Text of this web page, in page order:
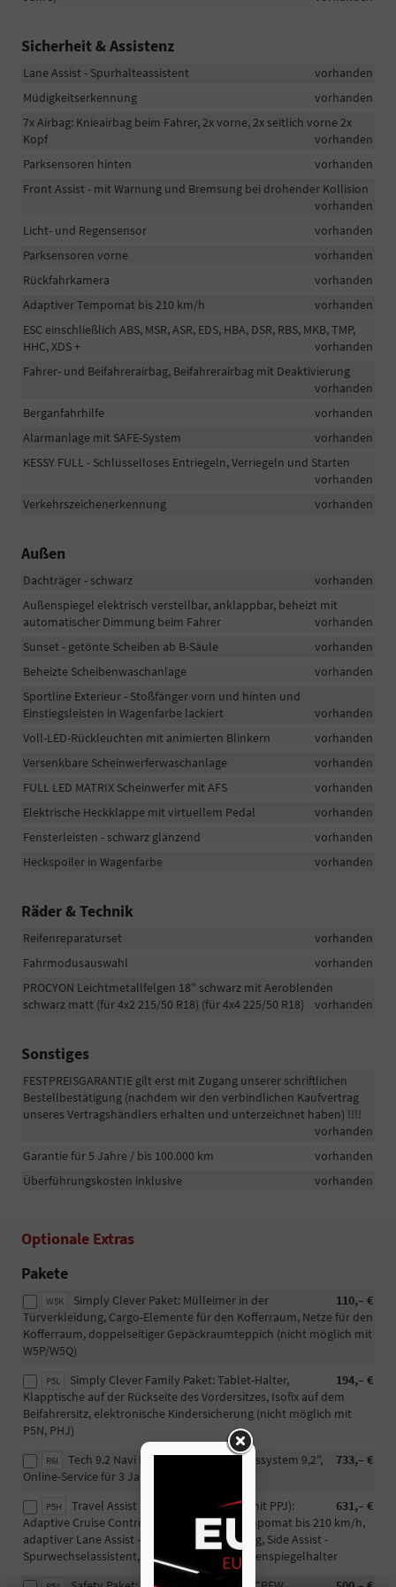
Sicherheit & Assistenz
Lane Assist - Spurhalteassistent
vorhanden
Müdigkeitserkennung
vorhanden
7x Airbag: Knieairbag beim Fahrer, 2x vorne, 2x seitlich vorne 2x
Kopf
vorhanden
Parksensoren hinten
vorhanden
Front Assist - mit Warnung und Bremsung bei drohender Kollision
vorhanden
Licht- und Regensensor
vorhanden
Parksensoren vorne
vorhanden
Rückfahrkamera
vorhanden
Adaptiver Tempomat bis 210 km/h
vorhanden
ESC einschließlich ABS, MSR, ASR, EDS, HBA, DSR, RBS, MKB, TMP,
HHC, XDS +
vorhanden
Fahrer- und Beifahrerairbag, Beifahrerairbag mit Deaktivierung
vorhanden
Berganfahrhilfe
vorhanden
Alarmanlage mit SAFE-System
vorhanden
KESSY FULL - Schlüsselloses Entriegeln, Verriegeln und Starten
vorhanden
Verkehrszeichenerkennung
vorhanden
Außen
Dachträger - schwarz
vorhanden
Außenspiegel elektrisch verstellbar, anklappbar, beheizt mit
automatischer Dimmung beim Fahrer
vorhanden
Sunset - getönte Scheiben ab B-Säule
vorhanden
Beheizte Scheibenwaschanlage
vorhanden
Sportline Exterieur - Stoßfänger vorn und hinten und
Einstiegsleisten in Wagenfarbe lackiert
vorhanden
Voll-LED-Rückleuchten mit animierten Blinkern
vorhanden
Versenkbare Scheinwerferwaschanlage
vorhanden
FULL LED MATRIX Scheinwerfer mit AFS
vorhanden
Elektrische Heckklappe mit virtuellem Pedal
vorhanden
Fensterleisten - schwarz glänzend
vorhanden
Heckspoiler in Wagenfarbe
vorhanden
Räder & Technik
Reifenreparaturset
vorhanden
Fahrmodusauswahl
vorhanden
PROCYON Leichtmetallfelgen 18" schwarz mit Aeroblenden
schwarz matt (für 4x2 215/50 R18) (für 4x4 225/50 R18)
vorhanden
Sonstiges
FESTPREISGARANTIE gilt erst mit Zugang unserer schriftlichen
Bestellbestätigung (nachdem wir den verbindlichen Kaufvertrag
unseres Vertragshändlers erhalten und unterzeichnet haben) !!!!
vorhanden
Garantie für 5 Jahre / bis 100.000 km
vorhanden
Überführungskosten inklusive
vorhanden
Optionale Extras
Pakete
W5K 110,– €
Simply Clever Paket: Mülleimer in der
Türverkleidung, Cargo-Elemente für den Kofferraum, Netze für den
Kofferraum, doppelseitiger Gepäckraumteppich (nicht möglich mit
W5P/W5Q)
P5L 194,– €
Simply Clever Family Paket: Tablet-Halter,
Klapptische auf der Rückseite des Vordersitzes, Isofix auf dem
Beifahrersitz, elektronische Kindersicherung (nicht möglich mit
P5N, PHJ)
R6I 733,– €
Tech 9.2 Navi Plus Paket: Navigationssystem 9,2",
Online-Service für 3 Jahre
P5H 631,– €
Travel Assist Paket (nicht möglich mit PPJ):
Adaptive Cruise Control – Abstandsregeltempomat bis 210 km/h,
adaptiver Lane Assist – adaptive Spurführung, Side Assist -
Spurwechselassistent, USB-C-Eingang im Innenspiegelhalter